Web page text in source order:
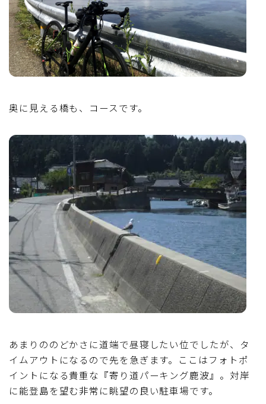
奥に見える橋も、コースです。
あまりののどかさに道端で昼寝したい位でしたが、タ
イムアウトになるので先を急ぎます。ここはフォトポ
イントになる貴重な『寄り道パーキング鹿波』。対岸
に能登島を望む非常に眺望の良い駐車場です。